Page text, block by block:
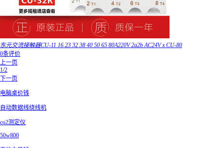
东元交流接触器CU-11 16 23 32 38 40 50 65 80A220V 2a2b AC24V x CU-80
0条评价
上一页
1/2
下一页
电脑桌价钱
自动数据线绕线机
co2测定仪
50w800